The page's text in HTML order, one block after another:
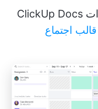
: استخدم مستندات ClickUp Docs
قالب اجتماع